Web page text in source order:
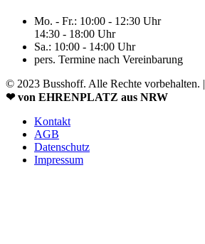
Mo. - Fr.: 10:00 - 12:30 Uhr
14:30 - 18:00 Uhr
Sa.: 10:00 - 14:00 Uhr
pers. Termine nach Vereinbarung
© 2023 Busshoff. Alle Rechte vorbehalten. |
❤ von EHRENPLATZ aus NRW
Kontakt
AGB
Datenschutz
Impressum